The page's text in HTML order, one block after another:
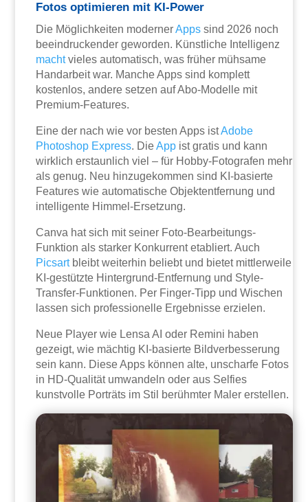
Fotos optimieren mit KI-Power
Die Möglichkeiten modernerApps sind 2026 noch
beeindruckender geworden. Künstliche Intelligenz
machtvieles automatisch, was früher mühsame
Handarbeit war. Manche Apps sind komplett
kostenlos, andere setzen auf Abo-Modelle mit
Premium-Features.
Eine der nach wie vor besten Apps istAdobe
Photoshop Express. DieApp ist gratis und kann
wirklich erstaunlich viel – für Hobby-Fotografen mehr
als genug. Neu hinzugekommen sind KI-basierte
Features wie automatische Objektentfernung und
intelligente Himmel-Ersetzung.
Canva hat sich mit seiner Foto-Bearbeitungs-
Funktion als starker Konkurrent etabliert. Auch
Picsartbleibt weiterhin beliebt und bietet mittlerweile
KI-gestützte Hintergrund-Entfernung und Style-
Transfer-Funktionen. Per Finger-Tipp und Wischen
lassen sich professionelle Ergebnisse erzielen.
Neue Player wie Lensa AI oder Remini haben
gezeigt, wie mächtig KI-basierte Bildverbesserung
sein kann. Diese Apps können alte, unscharfe Fotos
in HD-Qualität umwandeln oder aus Selfies
kunstvolle Porträts im Stil berühmter Maler erstellen.